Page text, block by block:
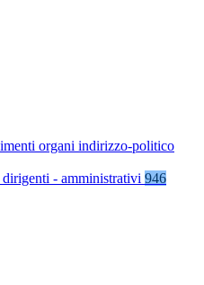
organi indirizzo-politico
- amministrativi 946